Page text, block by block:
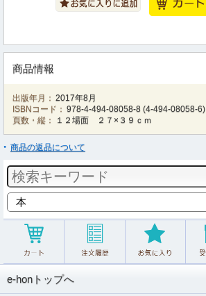
商品情報
出版年月： 2017年8月
ISBNコード： 978-4-494-08058-8 (4-494-08058-6)
頁数・縦：
１２場面 ２７×３９ｃｍ
商品の返品について
e-honトップへ